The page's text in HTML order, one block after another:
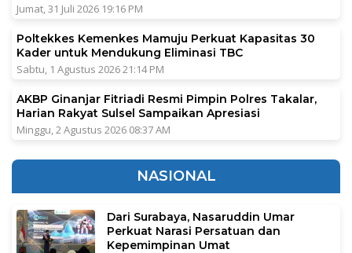
Jumat, 31 Juli 2026 19:16 PM
Poltekkes Kemenkes Mamuju Perkuat Kapasitas 30
Kader untuk Mendukung Eliminasi TBC
Sabtu, 1 Agustus 2026 21:14 PM
AKBP Ginanjar Fitriadi Resmi Pimpin Polres Takalar,
Harian Rakyat Sulsel Sampaikan Apresiasi
Minggu, 2 Agustus 2026 08:37 AM
NASIONAL
Dari Surabaya, Nasaruddin Umar
Perkuat Narasi Persatuan dan
Kepemimpinan Umat